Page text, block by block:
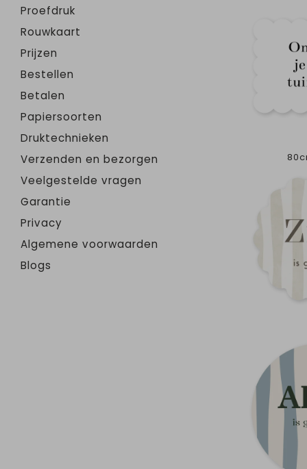
Proefdruk
Rouwkaart
Prijzen
Bestellen
Betalen
Papiersoorten
Druktechnieken
Verzenden en bezorgen
Veelgestelde vragen
Garantie
Privacy
Algemene voorwaarden
Blogs